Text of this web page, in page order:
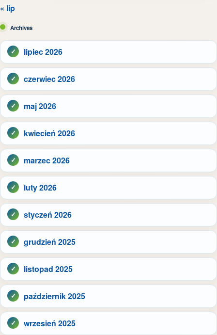
« lip
Archives
lipiec 2026
czerwiec 2026
maj 2026
kwiecień 2026
marzec 2026
luty 2026
styczeń 2026
grudzień 2025
listopad 2025
październik 2025
wrzesień 2025